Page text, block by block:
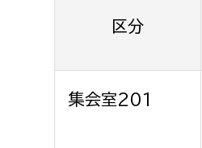
障がい者
人権・男女共同参画課
区分
集会室201